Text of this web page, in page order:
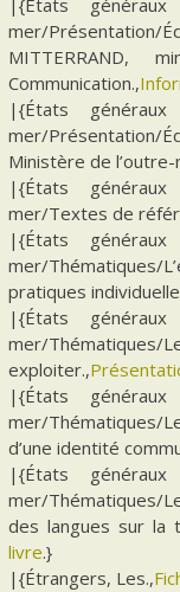
|{États
mer/
Communication.,
|{États
mer/Présentation/
Ministère de l’outre-
|{États
mer/Textes de
|{États
mer/
pratiques
|{États
mer/
exploiter.,
|{États
mer/Thématiques/
d’une identité
|{États
mer/Thématiques/
des langues sur la
livre.}
|{Étrangers, Les.,